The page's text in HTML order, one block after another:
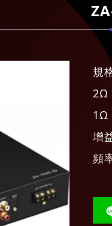
規
2Ω
1Ω
增
頻